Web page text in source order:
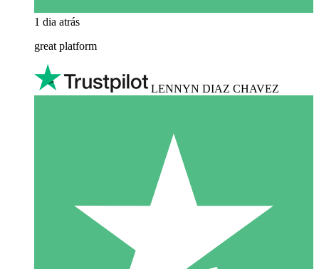
1 dia atrás
great platform
LENNYN DIAZ CHAVEZ